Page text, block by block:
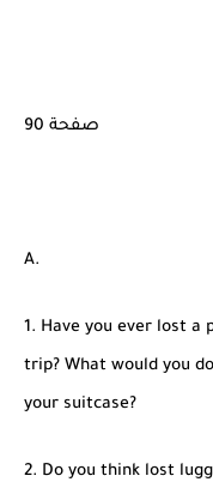
صفحة 90
A.
1. Have you ever lost a
trip? What would you
your suitcase?
2. Do you think lost